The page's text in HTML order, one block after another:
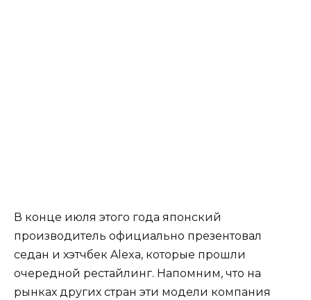
В конце июля этого года японский
производитель официально презентовал
седан и хэтчбек Alexa, которые прошли
очередной рестайлинг. Напомним, что на
рынках других стран эти модели компания